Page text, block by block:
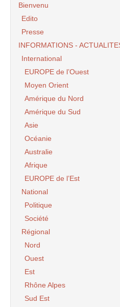
Bienvenu
Edito
Presse
INFORMATIONS -
International
EUROPE de l’Ouest
Moyen Orient
Amérique du Nord
Amérique du Sud
Asie
Océanie
Australie
Afrique
EUROPE de l’Est
National
Politique
Société
Régional
Nord
Ouest
Est
Rhône Alpes
Sud Est